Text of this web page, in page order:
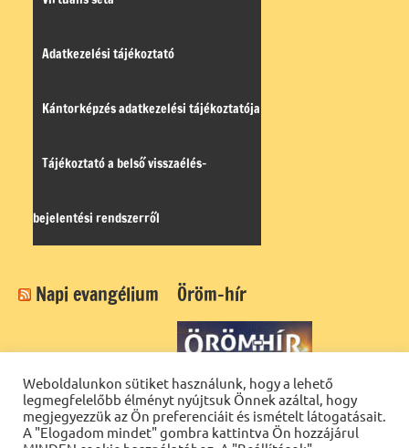
Adatkezelési tájékoztató
Kántorképzés adatkezelési tájékoztatója
Tájékoztató a belső visszaélés-
bejelentési rendszerről
Napi evangélium Öröm-hír
Weboldalunkon sütiket használunk, hogy a lehető
legmegfelelőbb élményt nyújtsuk Önnek azáltal, hogy
megjegyezzük az Ön preferenciáit és ismételt látogatásait.
A "Elogadom mindet" gombra kattintva Ön hozzájárul